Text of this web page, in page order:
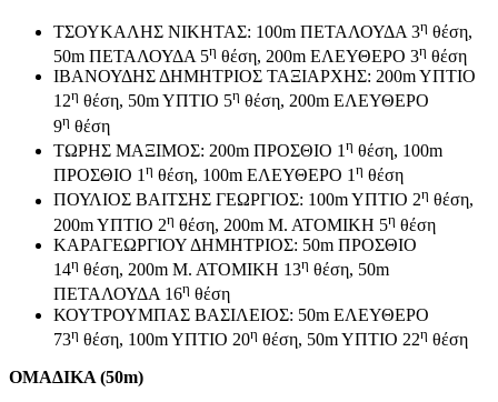
ΤΣΟΥΚΑΛΗΣ ΝΙΚΗΤΑΣ: 100m ΠΕΤΑΛΟΥΔΑ 3η θέση,
50m ΠΕΤΑΛΟΥΔΑ 5η θέση, 200m ΕΛΕΥΘΕΡΟ 3η θέση
ΙΒΑΝΟΥΔΗΣ ΔΗΜΗΤΡΙΟΣ ΤΑΞΙΑΡΧΗΣ: 200m YΠTIO
12η θέση, 50m YΠTIO 5η θέση, 200m ΕΛΕΥΘΕΡΟ
9η θέση
ΤΩΡΗΣ ΜΑΞΙΜΟΣ: 200m ΠΡΟΣΘΙΟ 1 η θέση, 100m
ΠΡΟΣΘΙΟ 1η θέση, 100m ΕΛΕΥΘΕΡΟ 1η θέση
ΠΟΥΛΙΟΣ ΒΑΙΤΣΗΣ ΓΕΩΡΓΙΟΣ: 100m YΠTIO 2η θέση,
200m YΠTIO 2η θέση, 200m Μ. ΑΤΟΜΙΚΗ 5η θέση
ΚΑΡΑΓΕΩΡΓΙΟΥ ΔΗΜΗΤΡΙΟΣ: 50m ΠΡΟΣΘΙΟ
14η θέση, 200m Μ. ΑΤΟΜΙΚΗ 13η θέση, 50m
ΠΕΤΑΛΟΥΔΑ 16η θέση
ΚΟΥΤΡΟΥΜΠΑΣ ΒΑΣΙΛΕΙΟΣ: 50m ΕΛΕΥΘΕΡΟ
73η θέση, 100m YΠTIO 20η θέση, 50m YΠTIO 22η θέση
ΟΜΑΔΙΚΑ (50m)